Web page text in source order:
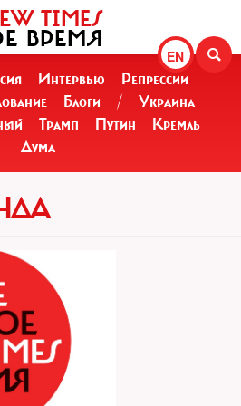
EN
TIMES
ВРЕМЯ
Интервью
Репрессии
Блоги /
Украина
Трамп Путин
Кремль
Дума